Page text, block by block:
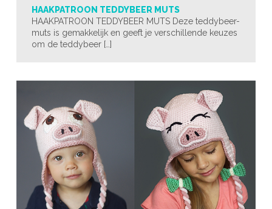
HAAKPATROON TEDDYBEER MUTS
HAAKPATROON TEDDYBEER MUTS Deze teddybeer-
muts is gemakkelijk en geeft je verschillende keuzes
om de teddybeer […]